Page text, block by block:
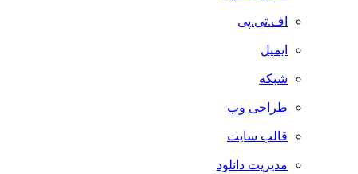
اف.تی.پی
ایمیل
شبکه
طراحی وب
قالب سایت
مدیریت دانلود